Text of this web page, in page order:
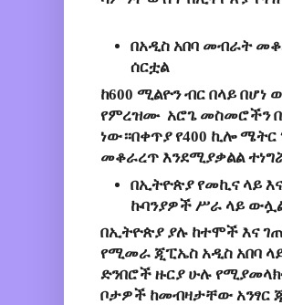
በአዲስ አበባ መብራት
ሰርቷል
ከ600 ሚልዮን ብር በላይ
የምረዝሙ አሮጌ መስመሮችን
ነው።በቀጥያ የ400 ኪሎ
መቆራረጥ እንደሚያቃልል
በኢትዮጵያ የመኪና ላይ
ኩባንያዎች ሥራ ላይ
በኢትዮጵያ ያሉ ከተሞች እና
የሚመራ ጂፒኤስ አዲስ አበባ
ድንበሮች ዙርያ ሁሉ
ቦታዎች ከመብዛታቸው አንፃር